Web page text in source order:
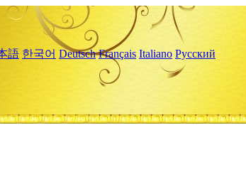
語 한국어 Deutsch Français Italiano Русский